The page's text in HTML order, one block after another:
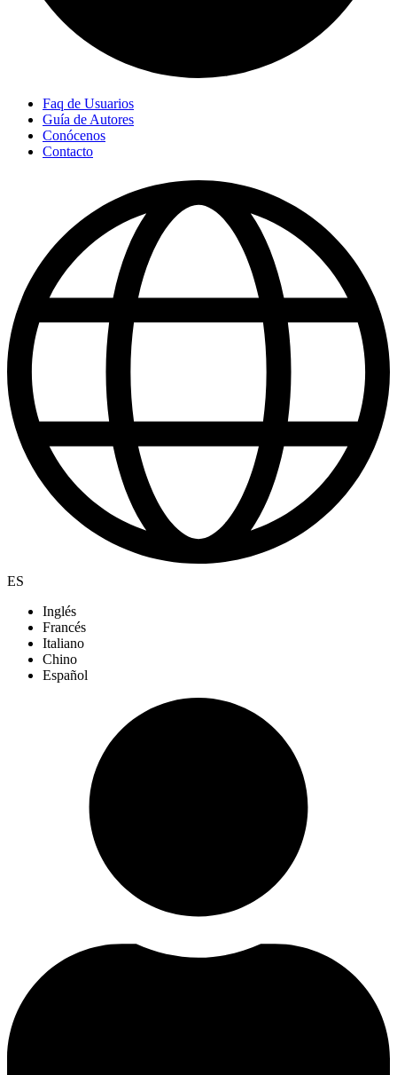
Faq de Usuarios
Guía de Autores
Conócenos
Contacto
ES
Inglés
Francés
Italiano
Chino
Español